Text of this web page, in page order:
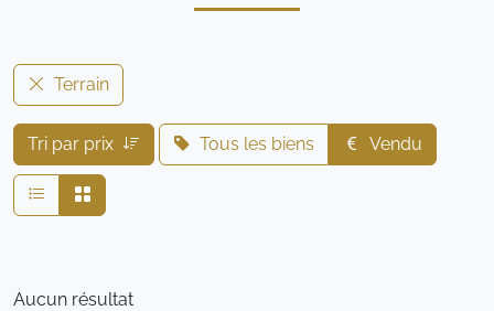
Terrain
Tri par prix Tous les biens Vendu
Aucun résultat